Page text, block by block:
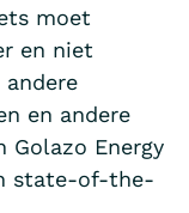
moet
en niet
en andere
Golazo Energy
state-of-the-